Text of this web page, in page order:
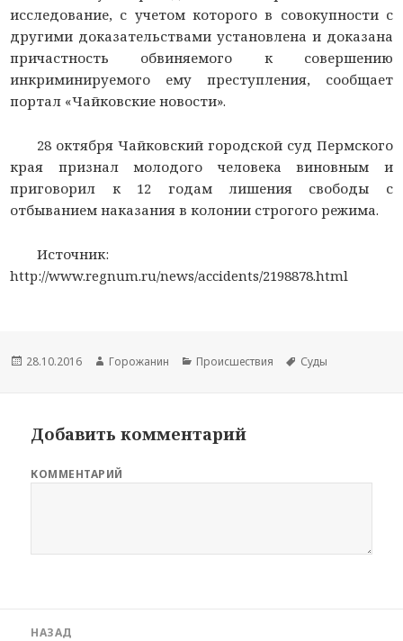
исследование, с учетом которого в совокупности с
другими доказательствами установлена и доказана
причастность обвиняемого к совершению
инкриминируемого ему преступления, сообщает
портал «Чайковские новости».
28 октября Чайковский городской суд Пермского
края признал молодого человека виновным и
приговорил к 12 годам лишения свободы с
отбыванием наказания в колонии строгого режима.
Источник:
http://www.regnum.ru/news/accidents/2198878.html
Новость
28.10.2016
Автор
Горожанин
Раздел
Происшествия
Тема
Суды
Добавить комментарий
КОММЕНТАРИЙ
НАЗАД